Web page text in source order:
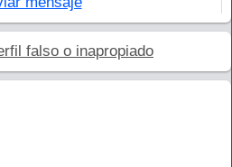
falso o inapropiado